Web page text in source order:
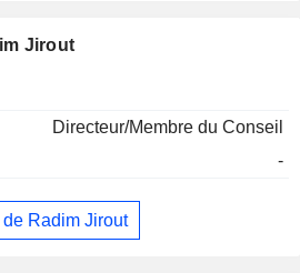
Jirout
Directeur/Membre du Conseil
-
Radim Jirout